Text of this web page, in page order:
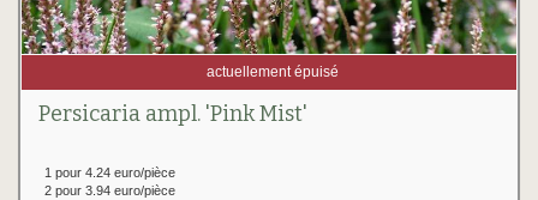
actuellement épuisé
Persicaria ampl. 'Pink Mist'
1 pour 4.24 euro/pièce
2 pour 3.94 euro/pièce